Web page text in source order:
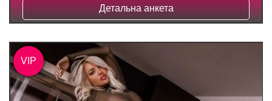
Детальна анкета
VIP